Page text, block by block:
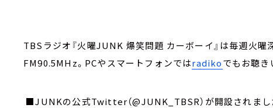
TBSラジオ『火曜JUNK 爆笑問題 カーボーイ』は毎週火曜
FM90.5MHz。PCやスマートフォンではradikoでもお聴き
■JUNKの公式Twitter（@JUNK_TBSR）が開設されまし